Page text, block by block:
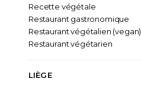
Recette végétale
Restaurant gastronomique
Restaurant végétalien (vegan)
Restaurant végétarien
LIÈGE